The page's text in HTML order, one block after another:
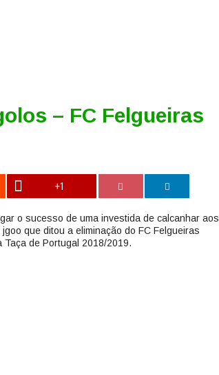
– FC Felgueiras
+1
o sucesso de uma investida de calcanhar aos
jgoo que ditou a eliminação do FC Felgueiras
de Portugal 2018/2019.